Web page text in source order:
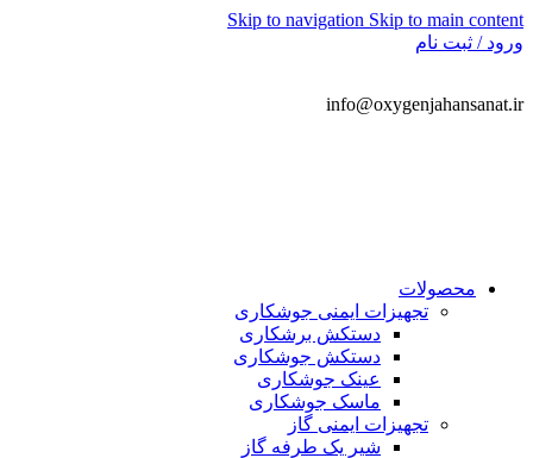
Skip to navigation Skip to main content
ورود / ثبت نام
info@oxygenjahansanat.ir
محصولات
تجهیزات ایمنی جوشکاری
دستکش برشکاری
دستکش جوشکاری
عینک جوشکاری
ماسک جوشکاری
تجهیزات ایمنی گاز
شیر یک طرفه گاز